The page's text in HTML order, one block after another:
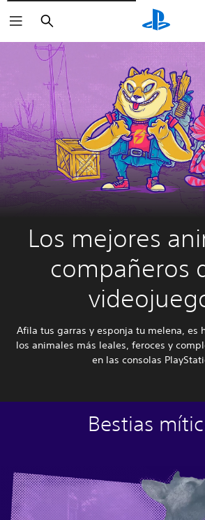
Buscar
Los mejores
compañeros
Afila tus garras y esponja tu melena, es
los animales más leales, feroces y
en las consolas
Bestias